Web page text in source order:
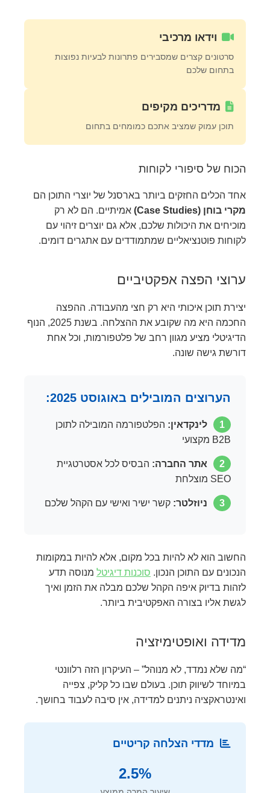
וידאו מרכיבי
סרטונים קצרים שמסבירים פתרונות לבעיות נפוצות
בתחום שלכם
מדריכים מקיפים
תוכן עמוק שמציב אתכם כמומחים בתחום
הכוח של סיפורי לקוחות
אחד הכלים החזקים ביותר בארסנל של יוצרי התוכן הם
מקרי בוחן (Case Studies)
אמיתיים. הם לא רק
מוכיחים את היכולות שלכם, אלא גם יוצרים זיהוי עם
לקוחות פוטנציאליים שמתמודדים עם אתגרים דומים.
ערוצי הפצה אפקטיביים
יצירת תוכן איכותי היא רק חצי מהעבודה. ההפצה
החכמה היא מה שקובע את ההצלחה. בשנת 2025, הנוף
הדיגיטלי מציע מגוון רחב של פלטפורמות, וכל אחת
דורשת גישה שונה.
הערוצים המובילים באוגוסט 2025:
1 לינקדאין: הפלטפורמה המובילה לתוכן
B2B מקצועי
2 אתר החברה: הבסיס לכל אסטרטגיית
SEO מוצלחת
3 ניוזלטר: קשר ישיר ואישי עם הקהל שלכם
החשוב הוא לא להיות בכל מקום, אלא להיות במקומות
הנכונים עם התוכן הנכון. סוכנות דיגיטל מנוסה תדע
לזהות בדיוק איפה הקהל שלכם מבלה את הזמן ואיך
לגשת אליו בצורה האפקטיבית ביותר.
מדידה ואופטימיזציה
“מה שלא נמדד, לא מנוהל” – העיקרון הזה רלוונטי
במיוחד לשיווק תוכן. בעולם שבו כל קליק, צפייה
ואינטראקציה ניתנים למדידה, אין סיבה לעבוד בחושך.
מדדי הצלחה קריטיים
2.5%